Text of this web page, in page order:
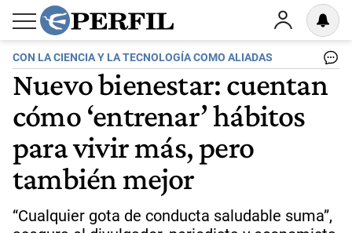
CON LA CIENCIA Y LA TECNOLOGÍA COMO ALIADAS
Nuevo bienestar: cuentan
cómo ‘entrenar’ hábitos
para vivir más, pero
también mejor
“Cualquier gota de conducta saludable suma”,